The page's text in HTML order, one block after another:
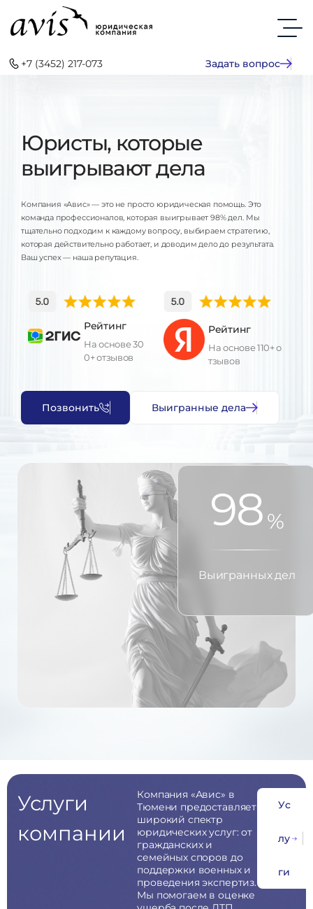
+7 (3452) 217-073 Задать вопрос
Юристы, которые
выигрывают дела
Компания «Авис» — это не просто юридическая помощь. Это
команда профессионалов, которая выигрывает 98% дел. Мы
тщательно подходим к каждому вопросу, выбираем стратегию,
которая действительно работает, и доводим дело до результата.
Ваш успех — наша репутация.
Рейтинг
На основе 30
0+ отзывов
Рейтинг
На основе 110+ о
тзывов
Позвонить Выигранные дела
98%
Выигранных дел
Услуги
компании
Компания «Авис» в
Тюмени предоставляет
широкий спектр
юридических услуг: от
гражданских и
семейных споров до
поддержки военных и
проведения экспертиз.
Мы помогаем в оценке
Ус
лу
ги